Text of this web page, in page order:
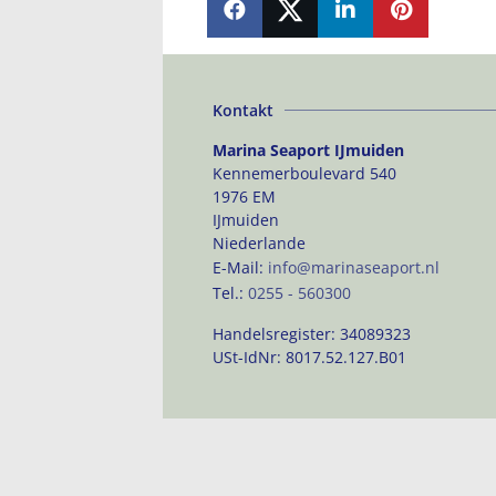
SHARE SHARE PIN
Kontakt
Marina Seaport IJmuiden
Kennemerboulevard 540
1976 EM
IJmuiden
Niederlande
E-Mail: info@marinaseaport.nl
Tel.: 0255 - 560300
Handelsregister: 34089323
USt-IdNr: 8017.52.127.B01